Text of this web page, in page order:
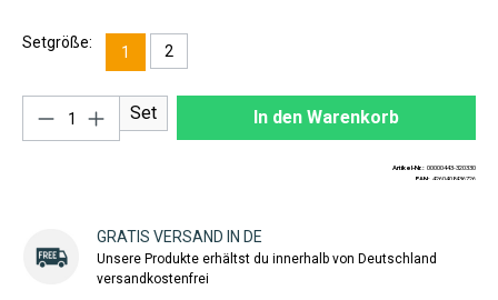
Setgröße:
1 2
Produkt Anzahl: Gib den gewünschten
Set In den Warenkorb
Artikel-Nr.: 00000443-320330
EAN: 4260408436726
GRATIS VERSAND IN DE
Unsere Produkte erhältst du innerhalb von Deutschland
versandkostenfrei